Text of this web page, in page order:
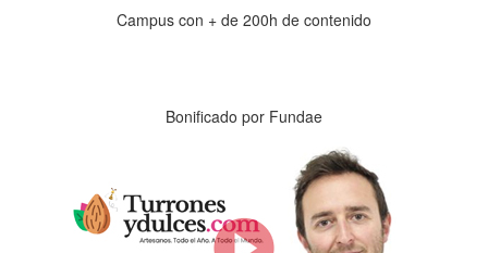
Campus con + de 200h de contenido
Bonificado por Fundae